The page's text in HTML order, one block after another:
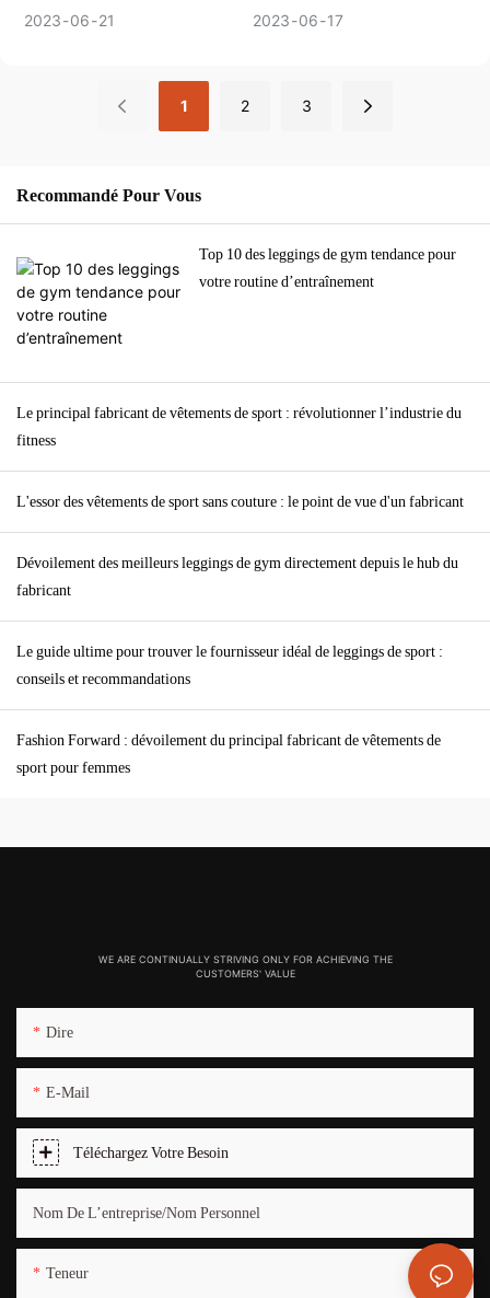
Imprimée ?
2023 06 21 2023 06 17
1 2 3
Recommandé Pour Vous
Top 10 des leggings de gym tendance pour
votre routine d’entraînement
Le principal fabricant de vêtements de sport : révolutionner l’industrie du
fitness
L'essor des vêtements de sport sans couture : le point de vue d'un fabricant
Dévoilement des meilleurs leggings de gym directement depuis le hub du
fabricant
Le guide ultime pour trouver le fournisseur idéal de leggings de sport :
conseils et recommandations
Fashion Forward : dévoilement du principal fabricant de vêtements de
sport pour femmes
WE ARE CONTINUALLY STRIVING ONLY FOR ACHIEVING THE
CUSTOMERS' VALUE
Dire
E-Mail
Téléchargez Votre Besoin
Nom De L’entreprise/Nom Personnel
Teneur